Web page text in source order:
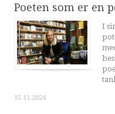
Poeten som er en
I
15.11.2024